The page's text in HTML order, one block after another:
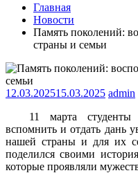
Главная
Новости
Память поколений:
страны и семьи
12.03.202515.03.2025 admin
11 марта
вспомнить и отдать дань
нашей страны и для их
поделился своими
которые проявляли